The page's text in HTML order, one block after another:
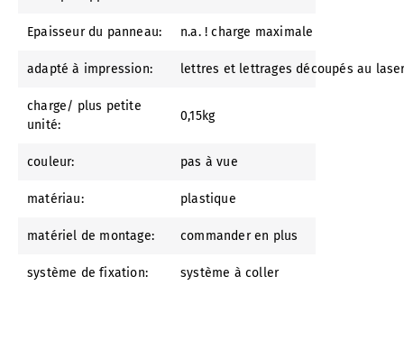
Epaisseur du panneau: n.a. ! charge maximale
adapté à impression: lettres et lettrages découpés au
charge/ plus petite
unité:
0,15kg
couleur: pas à vue
matériau: plastique
matériel de montage: commander en plus
système de fixation: système à coller